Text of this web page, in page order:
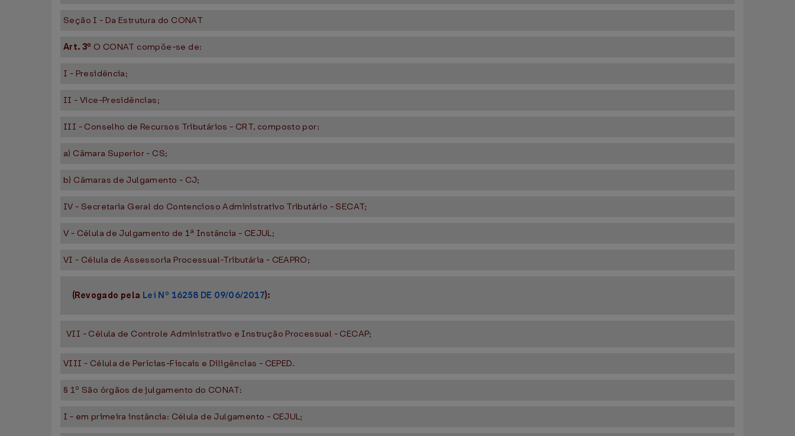
Seção I - Da Estrutura do CONAT
Art. 3º O CONAT compõe-se de:
I - Presidência;
II - Vice-Presidências;
III - Conselho de Recursos Tributários - CRT, composto por:
a) Câmara Superior - CS;
b) Câmaras de Julgamento - CJ;
IV - Secretaria Geral do Contencioso Administrativo Tributário - SECAT;
V - Célula de Julgamento de 1ª Instância - CEJUL;
VI - Célula de Assessoria Processual-Tributária - CEAPRO;
(Revogado pela Lei Nº 16258 DE 09/06/2017):
VII - Célula de Controle Administrativo e Instrução Processual - CECAP;
VIII - Célula de Perícias-Fiscais e Diligências - CEPED.
§ 1º São órgãos de julgamento do CONAT:
I - em primeira instância: Célula de Julgamento - CEJUL;